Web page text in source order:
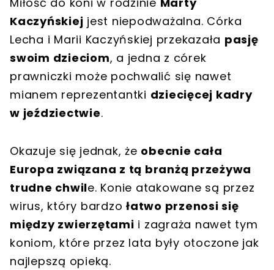
Kaczyńskiej jest niepodważalna. Córka
Lecha i Marii Kaczyńskiej przekazała pasję
swoim dzieciom, a jedna z córek
prawniczki może pochwalić się nawet
mianem reprezentantki dziecięcej kadry
w jeździectwie.
Okazuje się jednak, że obecnie cała
Europa związana z tą branżą przeżywa
trudne chwile. Konie atakowane są przez
wirus, który bardzo łatwo przenosi się
między zwierzętami i zagraża nawet tym
koniom, które przez lata były otoczone jak
najlepszą opieką.